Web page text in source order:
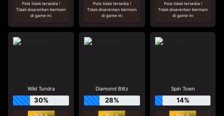
Pola tidak tersedia !
Tidak disarankan bermain
di game ini
Pola tidak tersedia !
Tidak disarankan bermain
di game ini
Pola tidak tersedia !
Tidak disarankan bermain
di game ini
Wild Tundra
30%
Diamond Blitz
28%
Spin Town
14%